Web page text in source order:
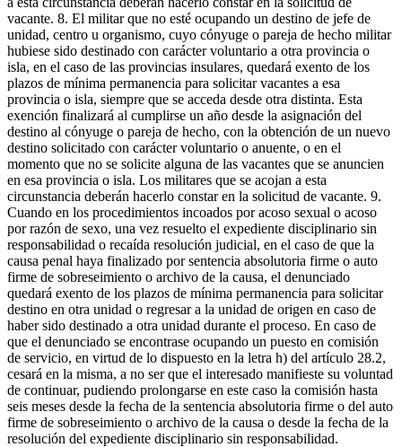
vacante. 8. El militar que no esté ocupando un destino de jefe de
unidad, centro u organismo, cuyo cónyuge o pareja de hecho militar
hubiese sido destinado con carácter voluntario a otra provincia o
isla, en el caso de las provincias insulares, quedará exento de los
plazos de mínima permanencia para solicitar vacantes a esa
provincia o isla, siempre que se acceda desde otra distinta. Esta
exención finalizará al cumplirse un año desde la asignación del
destino al cónyuge o pareja de hecho, con la obtención de un nuevo
destino solicitado con carácter voluntario o anuente, o en el
momento que no se solicite alguna de las vacantes que se anuncien
en esa provincia o isla. Los militares que se acojan a esta
circunstancia deberán hacerlo constar en la solicitud de vacante. 9.
Cuando en los procedimientos incoados por acoso sexual o acoso
por razón de sexo, una vez resuelto el expediente disciplinario sin
responsabilidad o recaída resolución judicial, en el caso de que la
causa penal haya finalizado por sentencia absolutoria firme o auto
firme de sobreseimiento o archivo de la causa, el denunciado
quedará exento de los plazos de mínima permanencia para solicitar
destino en otra unidad o regresar a la unidad de origen en caso de
haber sido destinado a otra unidad durante el proceso. En caso de
que el denunciado se encontrase ocupando un puesto en comisión
de servicio, en virtud de lo dispuesto en la letra h) del artículo 28.2,
cesará en la misma, a no ser que el interesado manifieste su voluntad
de continuar, pudiendo prolongarse en este caso la comisión hasta
seis meses desde la fecha de la sentencia absolutoria firme o del auto
firme de sobreseimiento o archivo de la causa o desde la fecha de la
resolución del expediente disciplinario sin responsabilidad.